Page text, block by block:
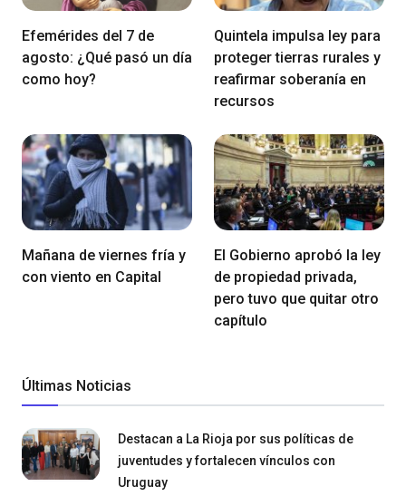
Efemérides del 7 de
agosto: ¿Qué pasó un día
como hoy?
Quintela impulsa ley para
proteger tierras rurales y
reafirmar soberanía en
recursos
Mañana de viernes fría y
con viento en Capital
El Gobierno aprobó la ley
de propiedad privada,
pero tuvo que quitar otro
capítulo
Últimas Noticias
Destacan a La Rioja por sus políticas de
juventudes y fortalecen vínculos con
Uruguay